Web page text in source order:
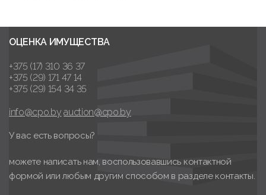
ОЦЕНКА ИМУЩЕСТВА
+375 (17) 310 36 37
+375 (29) 171 47 14
+375 (29) 154 34 35
info@cpo.by auction@cpo.by
У вас есть вопросы?
можете написать нам, воспользовавшись контактной
формой или любым другим способом в разделе контакты.